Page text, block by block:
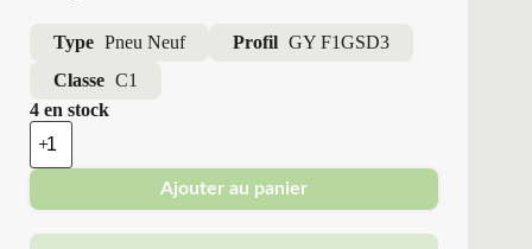
Type Pneu Neuf Profil GY F1GSD3
Classe C1
4 en stock
quantité
de
Good
-
Pneus
Ajouter au panier